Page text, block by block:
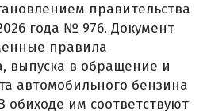
правительства
года № 976. Документ
правила
выпуска в обращение и
автомобильного бензина
обиходе им соответствуют